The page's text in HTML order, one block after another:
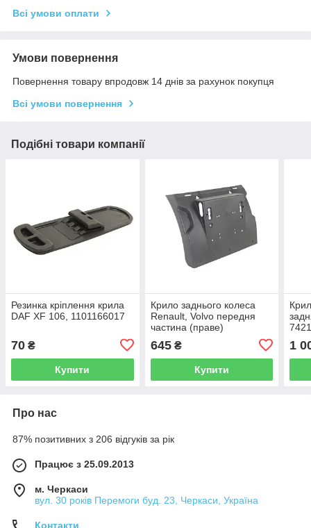
Всі умови оплати
Умови повернення
Повернення товару впродовж 14 днів за рахунок покупця
Всі умови повернення
Подібні товари компанії
Резинка кріплення крила
DAF XF 106, 1101166017
70 ₴
Купити
Крило заднього колеса
Renault, Volvo передня
частина (праве)
645₴
Купити
1
Про нас
87% позитивних з 206 відгуків за рік
Працює з 25.09.2013
м. Черкаси
вул. 30 років Перемоги буд. 23, Черкаси, Україна
Контакти